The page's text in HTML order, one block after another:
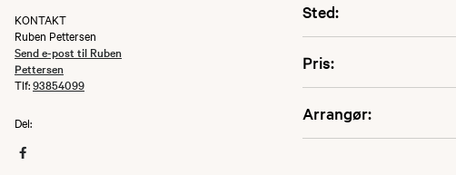
Sted:
Pris:
Arrangør:
KONTAKT
Ruben Pettersen
Send e-post til Ruben
Pettersen
Tlf:93854099
Del: